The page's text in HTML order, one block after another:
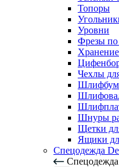
Топоры
Уровни
Фрезы по
Чехлы
Шнуры
Щетки
Ящики
Спецодежда